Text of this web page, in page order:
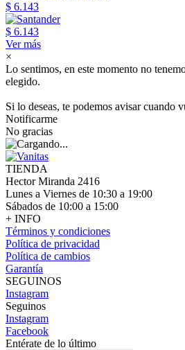
$ 6.143
$ 6.143
Ver más
×
Lo sentimos, en este momento no
elegido.
Si lo deseas, te podemos avisar cuando
Notificarme
No gracias
TIENDA
Hector Miranda 2416
Lunes a Viernes de 10:30 a 19:00
Sábados de 10:00 a 15:00
+ INFO
Términos y condiciones
Política de privacidad
Política de cambios
Garantía
SEGUINOS
Instagram
Seguinos
Instagram
Facebook
Entérate de lo último